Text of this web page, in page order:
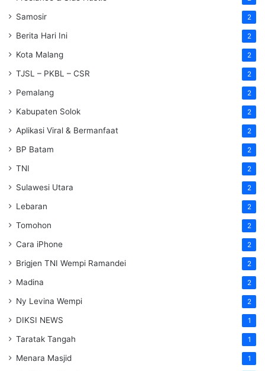
Samosir 2
Berita Hari Ini 2
Kota Malang 2
TJSL – PKBL – CSR 2
Pemalang 2
Kabupaten Solok 2
Aplikasi Viral & Bermanfaat 2
BP Batam 2
TNI 2
Sulawesi Utara 2
Lebaran 2
Tomohon 2
Cara iPhone 2
Brigjen TNI Wempi Ramandei 2
Madina 2
Ny Levina Wempi 2
DIKSI NEWS 1
Taratak Tangah 1
Menara Masjid 1